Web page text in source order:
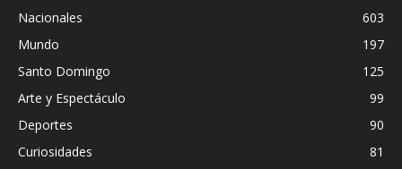
Nacionales
603
Mundo
197
Santo Domingo
125
Arte y Espectáculo
99
Deportes
90
Curiosidades
81